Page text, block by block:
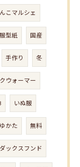
こマルシェ
型紙 国産
手作り 冬
ウォーマー
いぬ服
かた 無料
ダックスフンド